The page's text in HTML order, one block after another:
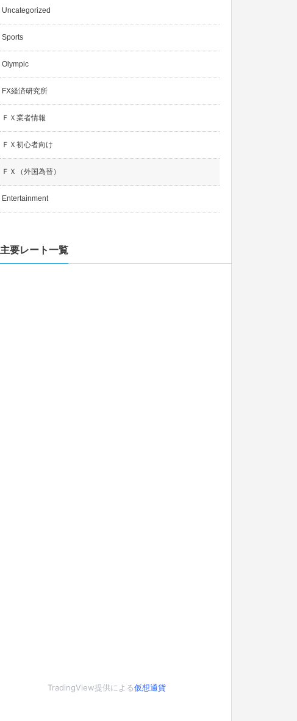
Uncategorized
Sports
Olympic
FX経済研究所
ＦＸ業者情報
ＦＸ初心者向け
ＦＸ（外国為替）
Entertainment
主要レート一覧
TradingView提供による仮想通貨